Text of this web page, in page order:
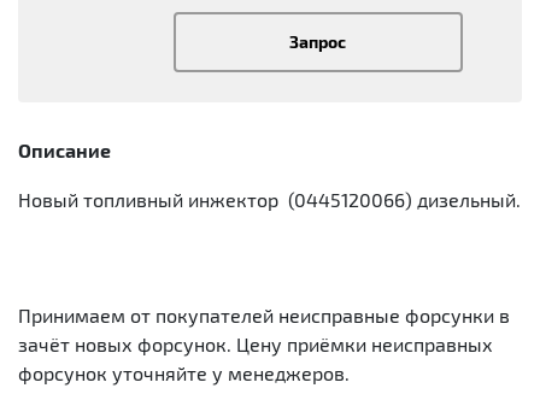
Запрос
Описание
Новый топливный инжектор (0445120066) дизельный.
Принимаем от покупателей неисправные форсунки в
зачёт новых форсунок. Цену приёмки неисправных
форсунок уточняйте у менеджеров.